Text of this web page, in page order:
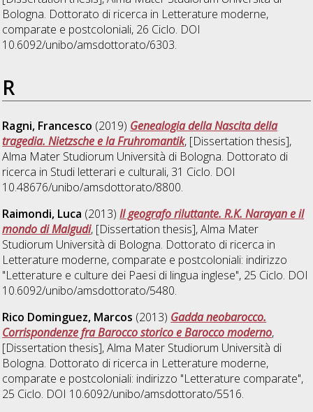
Bologna. Dottorato di ricerca in Letterature moderne,
comparate e postcoloniali, 26 Ciclo. DOI
10.6092/unibo/amsdottorato/6303.
R
Ragni, Francesco (2019) Genealogia della Nascita della
tragedia. Nietzsche e la Fruhromantik, [Dissertation thesis],
Alma Mater Studiorum Università di Bologna. Dottorato di
ricerca in Studi letterari e culturali, 31 Ciclo. DOI
10.48676/unibo/amsdottorato/8800.
Raimondi, Luca (2013)Il geografo riluttante. R.K. Narayan e il
mondo di Malgudi, [Dissertation thesis], Alma Mater
Studiorum Università di Bologna. Dottorato di ricerca in
Letterature moderne, comparate e postcoloniali: indirizzo
"Letterature e culture dei Paesi di lingua inglese", 25 Ciclo. DOI
10.6092/unibo/amsdottorato/5480.
Rico Dominguez, Marcos (2013) Gadda neobarocco.
Corrispondenze fra Barocco storico e Barocco moderno,
[Dissertation thesis], Alma Mater Studiorum Università di
Bologna. Dottorato di ricerca in Letterature moderne,
comparate e postcoloniali: indirizzo "Letterature comparate",
25 Ciclo. DOI 10.6092/unibo/amsdottorato/5516.